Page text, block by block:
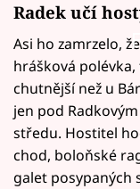
Radek učí
Asi ho zamrzelo,
hrášková
chutnější než u
jen pod
středu. Hostitel
chod, boloňské
galet posypaných